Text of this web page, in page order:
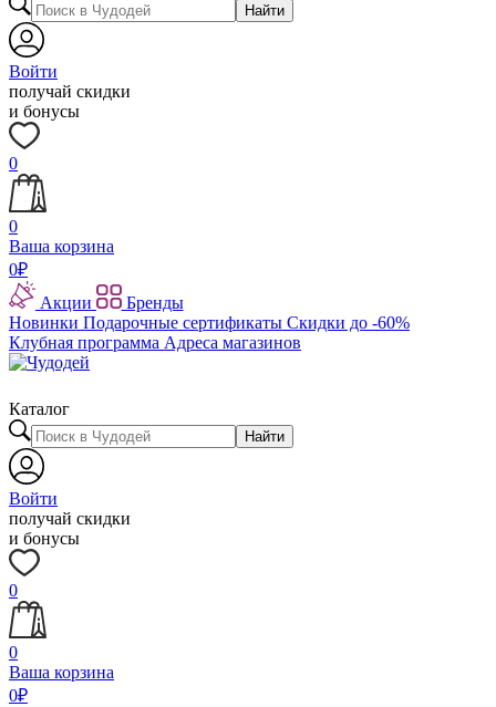
Найти
Войти
получай скидки
и бонусы
0
0
Ваша корзина
0₽
Акции
Бренды
Новинки Подарочные сертификаты Скидки до -60%
Клубная программа Адреса магазинов
Каталог
Найти
Войти
получай скидки
и бонусы
0
0
Ваша корзина
0₽